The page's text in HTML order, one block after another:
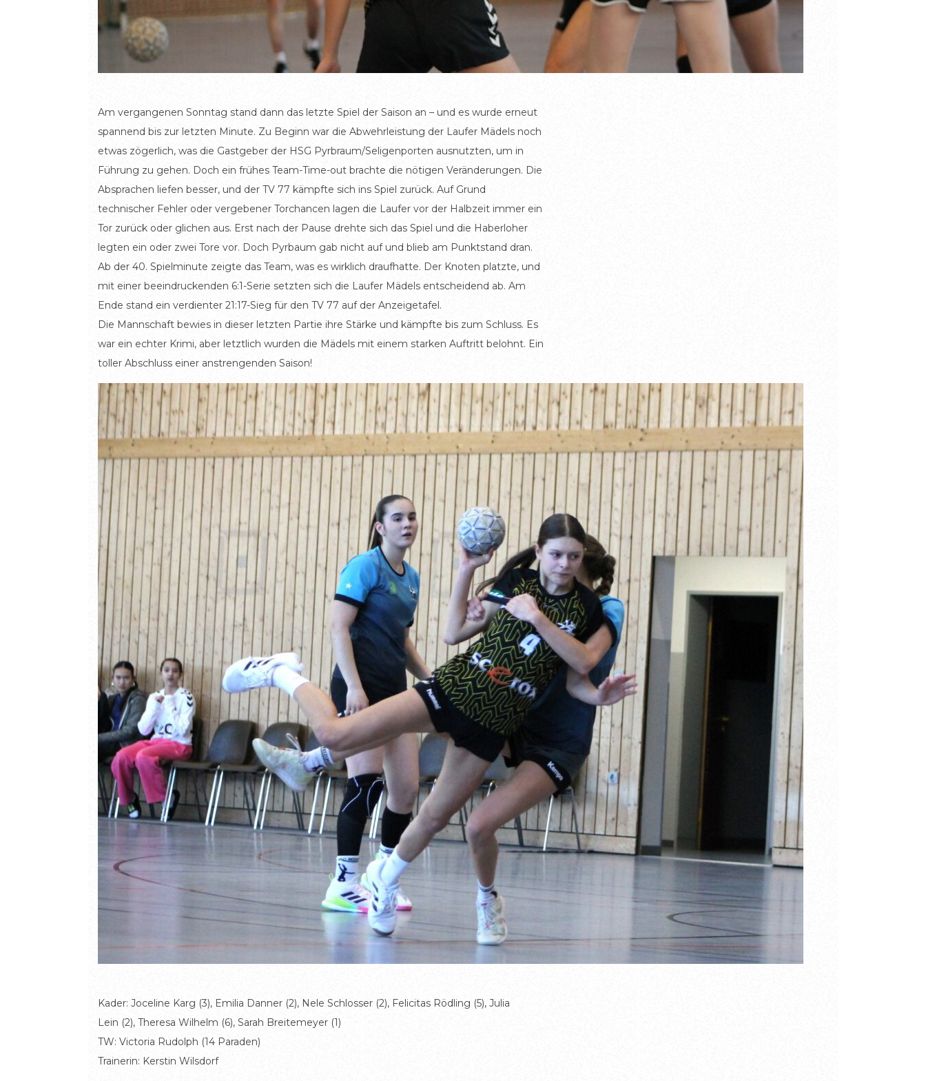
Am vergangenen Sonntag stand dann das letzte Spiel der Saison an – und es wurde erneut
spannend bis zur letzten Minute. Zu Beginn war die Abwehrleistung der Laufer Mädels noch
etwas zögerlich, was die Gastgeber der HSG Pyrbraum/Seligenporten ausnutzten, um in
Führung zu gehen. Doch ein frühes Team-Time-out brachte die nötigen Veränderungen. Die
Absprachen liefen besser, und der TV 77 kämpfte sich ins Spiel zurück. Auf Grund
technischer Fehler oder vergebener Torchancen lagen die Laufer vor der Halbzeit immer ein
Tor zurück oder glichen aus. Erst nach der Pause drehte sich das Spiel und die Haberloher
legten ein oder zwei Tore vor. Doch Pyrbaum gab nicht auf und blieb am Punktstand dran.
Ab der 40. Spielminute zeigte das Team, was es wirklich draufhatte. Der Knoten platzte, und
mit einer beeindruckenden 6:1-Serie setzten sich die Laufer Mädels entscheidend ab. Am
Ende stand ein verdienter 21:17-Sieg für den TV 77 auf der Anzeigetafel.
Die Mannschaft bewies in dieser letzten Partie ihre Stärke und kämpfte bis zum Schluss. Es
war ein echter Krimi, aber letztlich wurden die Mädels mit einem starken Auftritt belohnt. Ein
toller Abschluss einer anstrengenden Saison!
Kader: Joceline Karg (3), Emilia Danner (2), Nele Schlosser (2), Felicitas Rödling (5), Julia
Lein (2), Theresa Wilhelm (6), Sarah Breitemeyer (1)
TW: Victoria Rudolph (14 Paraden)
Trainerin: Kerstin Wilsdorf